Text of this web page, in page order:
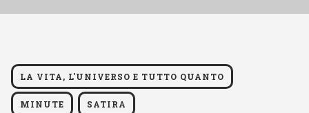
LA VITA, L'UNIVERSO E TUTTO QUANTO
MINUTE SATIRA